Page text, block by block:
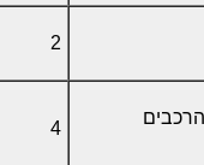
2
4